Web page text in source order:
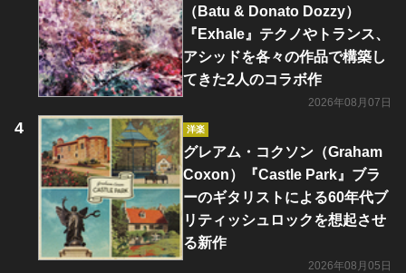
（Batu & Donato Dozzy）
『Exhale』テクノやトランス、
アシッドを各々の作品で構築し
てきた2人のコラボ作
2026年08月07日
洋楽
グレアム・コクソン（Graham
Coxon）『Castle Park』ブラ
ーのギタリストによる60年代ブ
リティッシュロックを想起させ
る新作
2026年08月05日